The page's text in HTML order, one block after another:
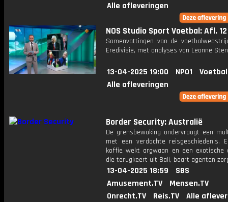
Alle afleveringen
NOS Studio Sport Voetbal: Afl. 12
Samenvattingen van de
Eredivisie, met analyses van Leonne
13-04-2025 19:00 NPO1
Alle afleveringen
Border Security: Australië
De grensbewaking ondervraagt een
met een verdachte reisgeschiedenis.
koffie wekt argwaan en een exotische
die terugkeert uit Bali, baart agenten
13-04-2025 18:59
SBS
Amusement.TV
Mensen.TV
Onrecht.TV
Reis.TV Alle